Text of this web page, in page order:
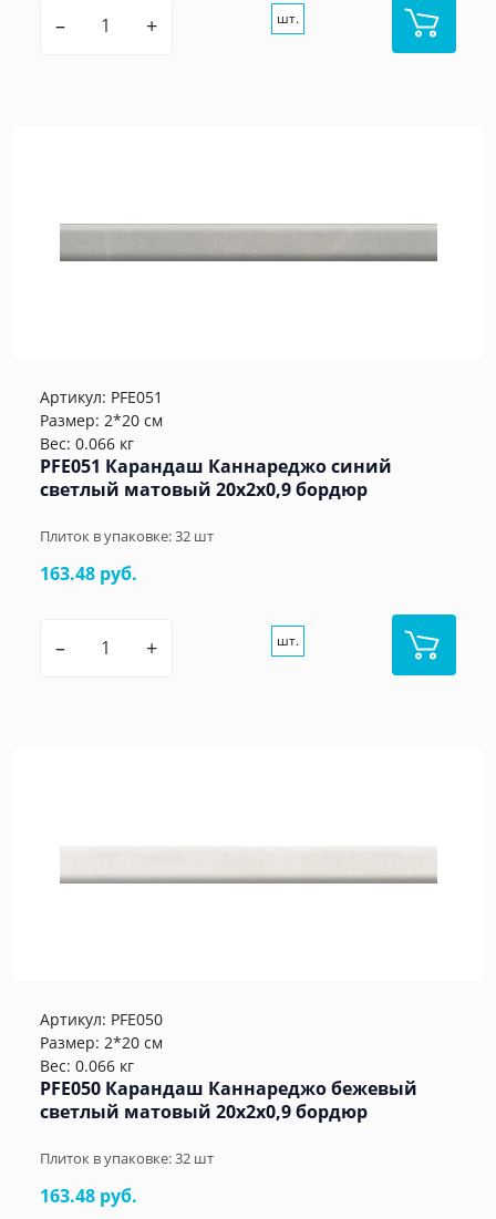
– + шт.
Артикул: PFE051
Размер: 2*20 см
Вес: 0.066 кг
PFE051 Карандаш Каннареджо синий
светлый матовый 20x2x0,9 бордюр
Плиток в упаковке:32 шт
163.48 руб.
– + шт.
Артикул: PFE050
Размер: 2*20 см
Вес: 0.066 кг
PFE050 Карандаш Каннареджо бежевый
светлый матовый 20x2x0,9 бордюр
Плиток в упаковке:32 шт
163.48 руб.